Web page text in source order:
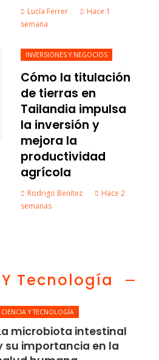
Lucía Ferrer
Hace 1
semana
INVERSIONES Y NEGOCIOS
Cómo la titulación
de tierras en
Tailandia impulsa
la inversión y
mejora la
productividad
agrícola
Rodrigo Benítez
Hace 2
semanas
Tecnología
CIENCIA Y TECNOLOGÍA
microbiota intestinal
su importancia en la